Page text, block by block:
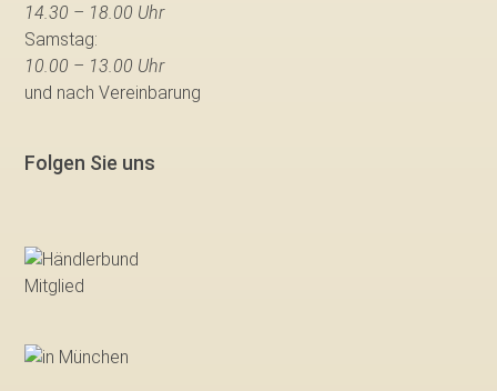
14.30 – 18.00 Uhr
Samstag:
10.00 – 13.00 Uhr
und nach Vereinbarung
Folgen Sie uns